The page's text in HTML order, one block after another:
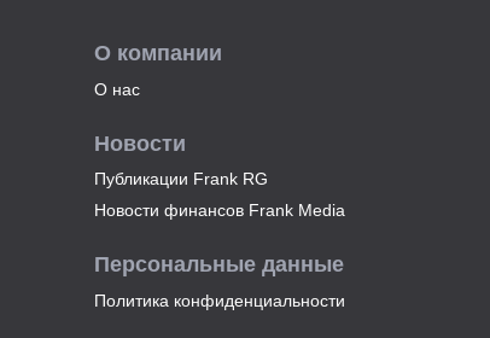
О компании
О нас
Новости
Публикации Frank RG
Новости финансов Frank Media
Персональные данные
Политика конфиденциальности